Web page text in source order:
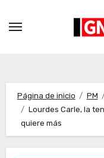
Página de inicio PM
Lourdes Carle, la
quiere más